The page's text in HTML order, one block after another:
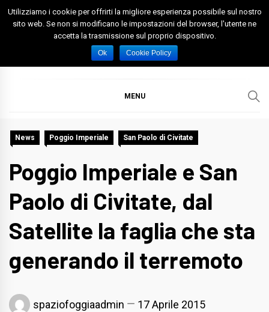
Skip
Spazio Foggia
Foggia News Calcio Eventi e Attività nella Capitanata
MENU
News Poggio Imperiale San Paolo di Civitate
Poggio Imperiale e San
Paolo di Civitate, dal
Satellite la faglia che sta
generando il terremoto
spaziofoggiaadmin 17 Aprile 2015
Utilizziamo i cookie per offrirti la migliore esperienza possibile sul nostro
sito web. Se non si modificano le impostazioni del browser, l'utente ne
accetta la trasmissione sul proprio dispositivo.
Ok Cookie Policy